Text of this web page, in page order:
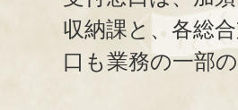
収納課と、 各総
口も業務の一部の